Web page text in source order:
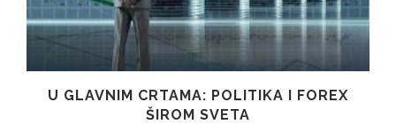
U GLAVNIM CRTAMA: POLITIKA I FOREX
ŠIROM SVETA